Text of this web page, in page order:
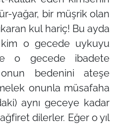
yağar, bir müşrik olan
kul hariç! Bu ayda
o gecede uykuyu
o gecede ibadete
bedenini ateşe
onunla müsafaha
aynı geceye kadar
dilerler. Eğer o yıl